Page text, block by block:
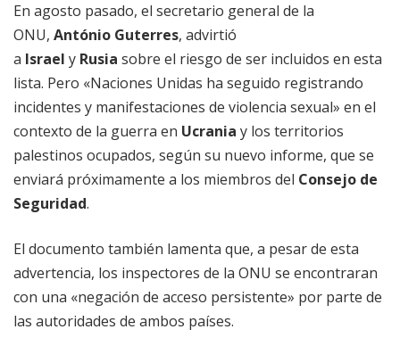
En agosto pasado, el secretario general de la
ONU, António Guterres, advirtió
a Israel y Rusia sobre el riesgo de ser incluidos en esta
lista. Pero «Naciones Unidas ha seguido registrando
incidentes y manifestaciones de violencia sexual» en el
contexto de la guerra en Ucrania y los territorios
palestinos ocupados, según su nuevo informe, que se
enviará próximamente a los miembros del Consejo de
Seguridad.
El documento también lamenta que, a pesar de esta
advertencia, los inspectores de la ONU se encontraran
con una «negación de acceso persistente» por parte de
las autoridades de ambos países.